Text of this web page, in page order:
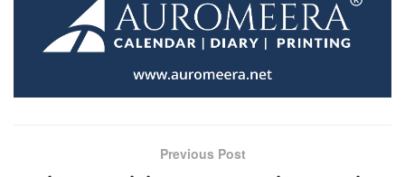
Previous Post